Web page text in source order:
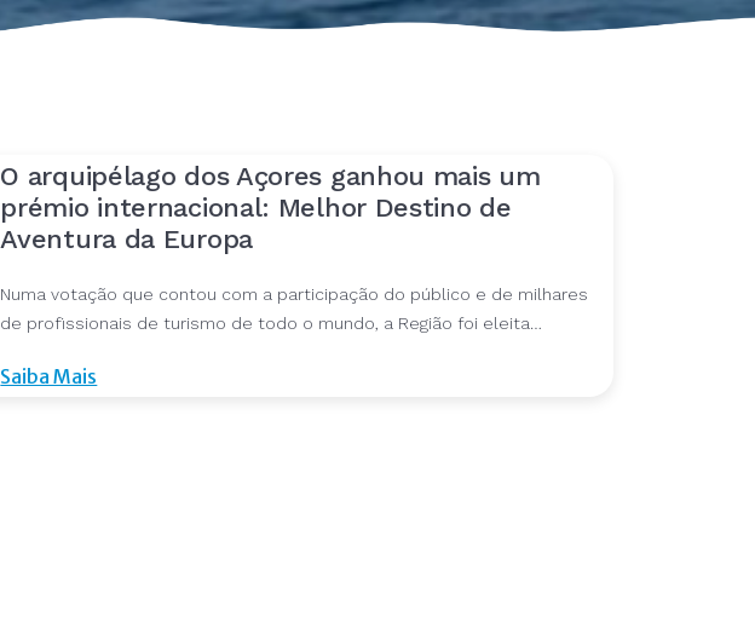
O arquipélago dos Açores ganhou mais um
prémio internacional: Melhor Destino de
Aventura da Europa
Numa votação que contou com a participação do público e de milhares
de profissionais de turismo de todo o mundo, a Região foi eleita…
Saiba Mais